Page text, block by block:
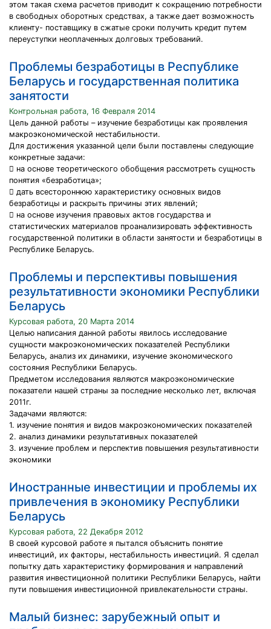
этом такая схема расчетов приводит к сокращению потребности
в свободных оборотных средствах, а также дает возможность
клиенту- поставщику в сжатые сроки получить кредит путем
переуступки неоплаченных долговых требований.
Проблемы безработицы в Республике
Беларусь и государственная политика
занятости
Контрольная работа, 16 Февраля 2014
Цель данной работы – изучение безработицы как проявления
макроэкономической нестабильности.
Для достижения указанной цели были поставлены следующие
конкретные задачи:
 на основе теоретического обобщения рассмотреть сущность
понятия «безработица»;
 дать всестороннюю характеристику основных видов
безработицы и раскрыть причины этих явлений;
 на основе изучения правовых актов государства и
статистических материалов проанализировать эффективность
государственной политики в области занятости и безработицы в
Республике Беларусь.
Проблемы и перспективы повышения
результативности экономики Республики
Беларусь
Курсовая работа, 20 Марта 2014
Целью написания данной работы явилось исследование
сущности макроэкономических показателей Республики
Беларусь, анализ их динамики, изучение экономического
состояния Республики Беларусь.
Предметом исследования являются макроэкономические
показатели нашей страны за последние несколько лет, включая
2011г.
Задачами являются:
1. изучение понятия и видов макроэкономических показателей
2. анализ динамики результативных показателей
3. изучение проблем и перспектив повышения результативности
экономики
Иностранные инвестиции и проблемы их
привлечения в экономику Республики
Беларусь
Курсовая работа, 22 Декабря 2012
В своей курсовой работе я пытался объяснить понятие
инвестиций, их факторы, нестабильность инвестиций. Я сделал
попытку дать характеристику формирования и направлений
развития инвестиционной политики Республики Беларусь, найти
пути повышения инвестиционной привлекательности страны.
Малый бизнес: зарубежный опыт и